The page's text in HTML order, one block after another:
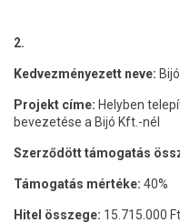
2.
Kedvezményezett neve:
Projekt címe: Helyben
bevezetése a Bijó Kft.-nél
Szerződött támogatás
Támogatás mértéke: 40%
Hitel összege: 15.715.000 Ft